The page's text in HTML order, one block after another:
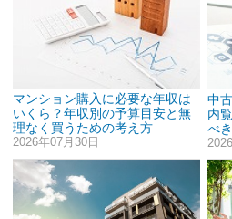
マンション購入に必要な年収は
いくら？年収別の予算目安と無
理なく買うための考え方
2026年07月30日
中
内
べ